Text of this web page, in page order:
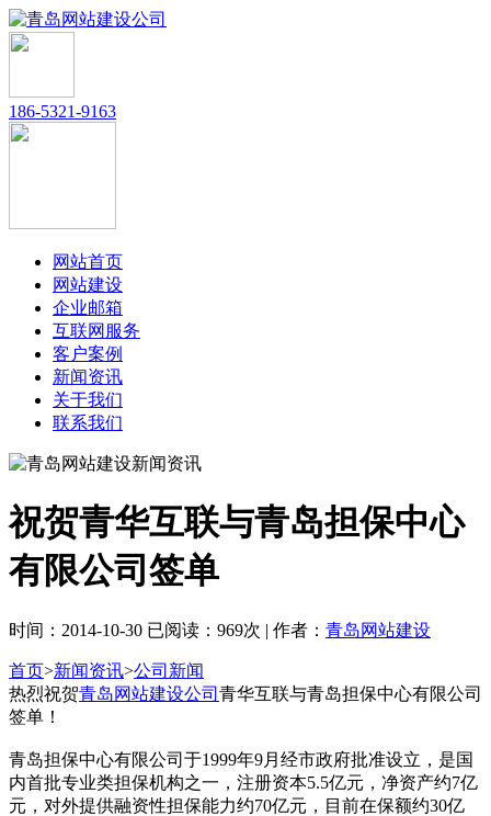
186-5321-9163
网站首页
网站建设
企业邮箱
互联网服务
客户案例
新闻资讯
关于我们
联系我们
祝贺青华互联与青岛担保中心
有限公司签单
时间：2014-10-30 已阅读：969次 | 作者： 青岛网站建设
首页>新闻资讯>公司新闻
热烈祝贺青岛网站建设公司 青华互联与青岛担保中心有限公司
签单！
青岛担保中心有限公司于1999年9月经市政府批准设立，是国
内首批专业类担保机构之一，注册资本5.5亿元，净资产约7亿
元，对外提供融资性担保能力约70亿元，目前在保额约30亿